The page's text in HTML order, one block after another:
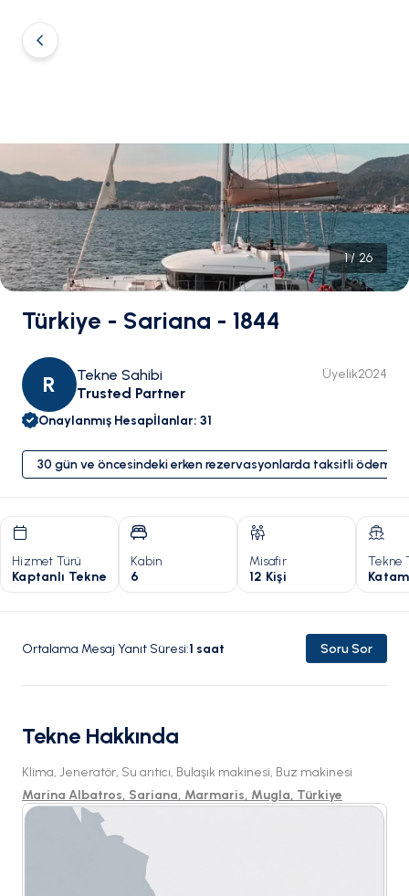
1/26
Türkiye - Sariana - 1844
R
Tekne Sahibi
Trusted Partner
Üyelik2024
Onaylanmış Hesapİlanlar: 31
30 gün ve öncesindeki erken rezervasyonlarda taksitli ödeme
Hizmet Türü
Kaptanlı Tekne
Kabin
6
Misafir
12 Kişi
Tekne
Ortalama Mesaj Yanıt Süresi:1 saat Soru Sor
Tekne Hakkında
Klima, Jeneratör, Su arıtıcı, Bulaşık makinesi, Buz makinesi
Marina Albatros, Sariana, Marmaris, Mugla, Türkiye